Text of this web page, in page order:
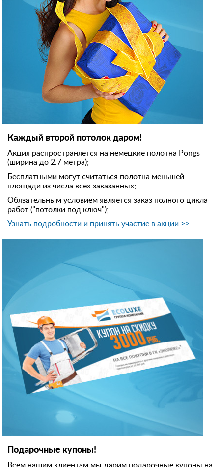
Каждый второй потолок даром!
Акция распространяется на немецкие полотна Pongs
(ширина до 2.7 метра);
Бесплатными могут считаться полотна меньшей
площади из числа всех заказанных;
Обязательным условием является заказ полного цикла
работ ("потолки под ключ");
Узнать подробности и принять участие в акции >>
Подарочные купоны!
Всем нашим клиентам мы дарим подарочные купоны на